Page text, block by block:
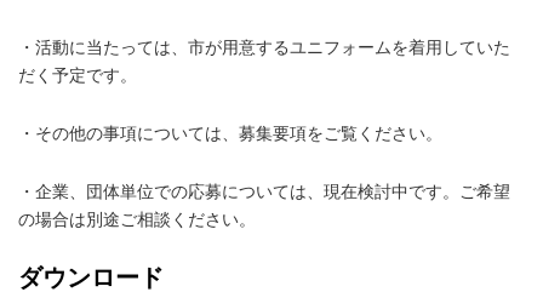
・活動に当たっては、市が用意するユニフォームを着用していた
だく予定です。
・その他の事項については、募集要項をご覧ください。
・企業、団体単位での応募については、現在検討中です。ご希望
の場合は別途ご相談ください。
ダウンロード